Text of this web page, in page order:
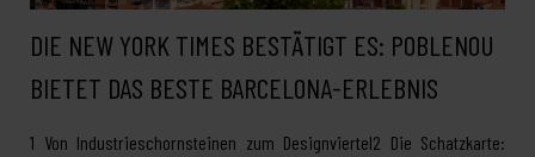
DIE NEW YORK TIMES BESTÄTIGT ES: POBLENOU
BIETET DAS BESTE BARCELONA-ERLEBNIS
1 Von Industrieschornsteinen zum Designviertel2 Die Schatzkarte: